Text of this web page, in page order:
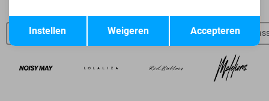
SisterS point t-shirts SisterS point blouses SisterS point
Terug Opslaan
Accepteren
Weigeren
Instellen